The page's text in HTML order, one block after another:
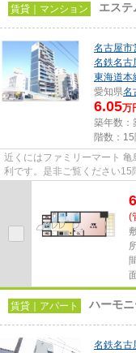
賃貸｜マンション エステ
名古屋市
名鉄名古
東海道本
愛知県名
6.05万
築年数：
階数：15
近くにはファミリーマート
利です。是非ご覧ください15
(
賃貸｜アパート ハーモ
名鉄名古